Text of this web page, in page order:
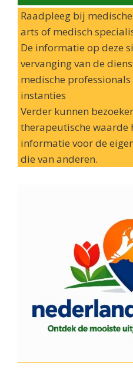
Raadpleeg bij
arts of medisch
De informatie op deze
vervanging van de
medische
instanties
Verder kunnen
therapeutische waarde
informatie voor de
die van anderen.